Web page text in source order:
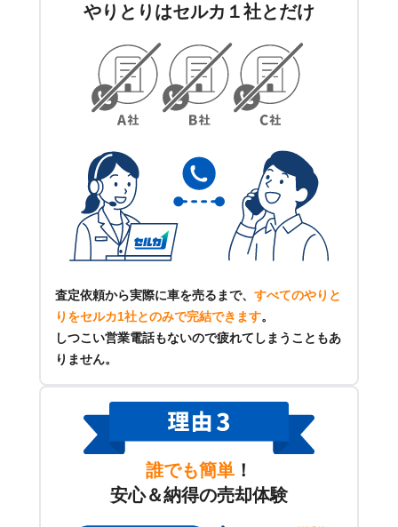
やりとりはセルカ１社とだけ
査定依頼から実際に車を売るまで、 すべてのやりと
りをセルカ1社とのみで完結できます。
しつこい営業電話もないので疲れてしまうこともあ
りません。
誰でも簡単 ！
安心＆納得の売却体験